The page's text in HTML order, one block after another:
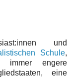
und
Schule,
engere
eine